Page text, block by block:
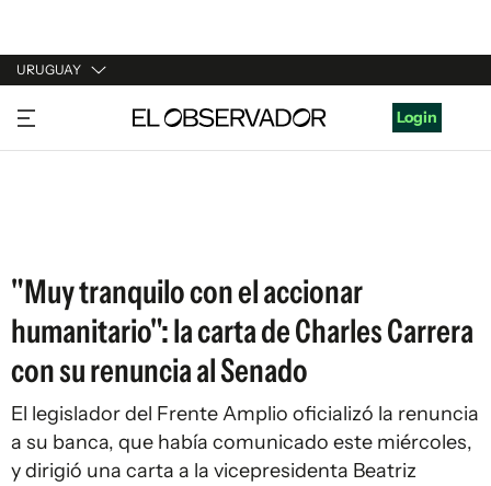
URUGUAY
URUGUAY
ARGENTINA
Login
"Muy tranquilo con el accionar
humanitario": la carta de Charles Carrera
con su renuncia al Senado
El legislador del Frente Amplio oficializó la renuncia
a su banca, que había comunicado este miércoles,
y dirigió una carta a la vicepresidenta Beatriz